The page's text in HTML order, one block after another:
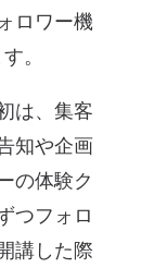
ロワー機
。
は、集客
知や企画
の体験ク
つフォロ
講した際